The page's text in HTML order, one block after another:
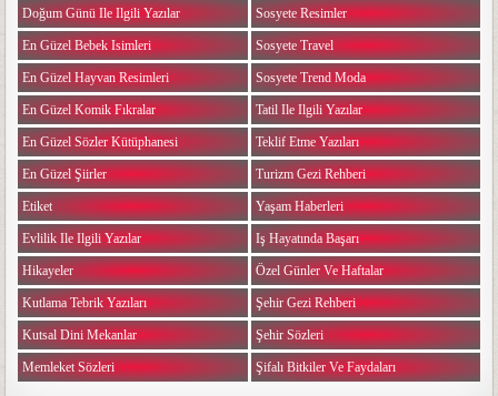
Doğum Günü Ile Ilgili Yazılar
En Güzel Bebek Isimleri
En Güzel Hayvan Resimleri
En Güzel Komik Fıkralar
En Güzel Sözler Kütüphanesi
En Güzel Şiirler
Etiket
Evlilik Ile Ilgili Yazılar
Hikayeler
Kutlama Tebrik Yazıları
Kutsal Dini Mekanlar
Memleket Sözleri
Sosyete Resimler
Sosyete Travel
Sosyete Trend Moda
Tatil Ile Ilgili Yazılar
Teklif Etme Yazıları
Turizm Gezi Rehberi
Yaşam Haberleri
Iş Hayatında Başarı
Özel Günler Ve Haftalar
Şehir Gezi Rehberi
Şehir Sözleri
Şifalı Bitkiler Ve Faydaları